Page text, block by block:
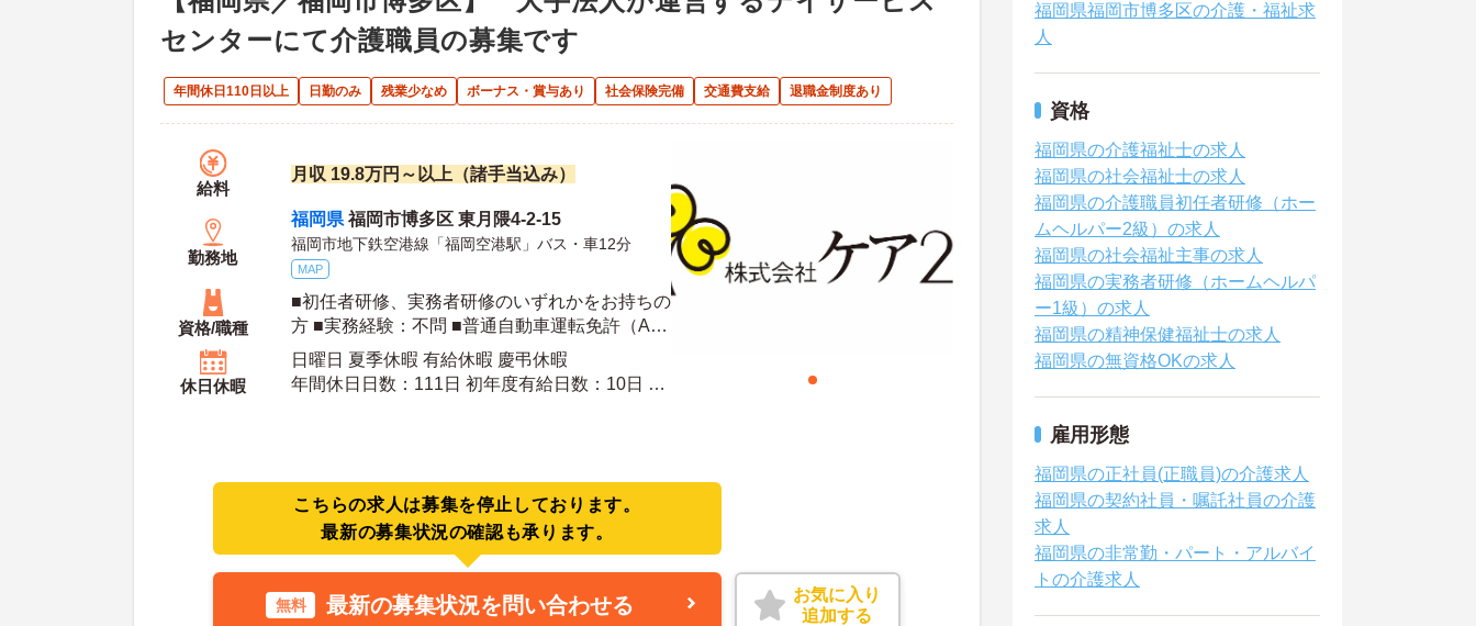
センターにて介護職員の募集です
年間休日110日以上 日勤のみ 残業少なめ ボーナス・賞与あり 社会保険完備 交通費支給 退職金制度あり
給料
月収 19.8万円～以上（諸手当込み）
勤務地
福岡県 福岡市博多区 東月隈4-2-15
福岡市地下鉄空港線「福岡空港駅」バス・車12分
MAP
資格/職種
■初任者研修、実務者研修のいずれかをお持ちの
方 ■実務経験：不問 ■普通自動車運転免許（AT
限定可）※送迎業務あり
休日休暇
日曜日 夏季休暇 有給休暇 慶弔休暇
年間休日日数：111日 初年度有給日数：10日 最
こちらの求人は募集を停止しております。
最新の募集状況の確認も承ります。
無料 最新の募集状況を問い合わせる
お気に入り
追加する
福岡県福岡市博多区の介護・福祉求
人
資格
福岡県の介護福祉士の求人
福岡県の社会福祉士の求人
福岡県の介護職員初任者研修（ホー
ムヘルパー2級）の求人
福岡県の社会福祉主事の求人
福岡県の実務者研修（ホームヘルパ
ー1級）の求人
福岡県の精神保健福祉士の求人
福岡県の無資格OKの求人
雇用形態
福岡県の正社員(正職員)の介護求人
福岡県の契約社員・嘱託社員の介護
求人
福岡県の非常勤・パート・アルバイ
トの介護求人